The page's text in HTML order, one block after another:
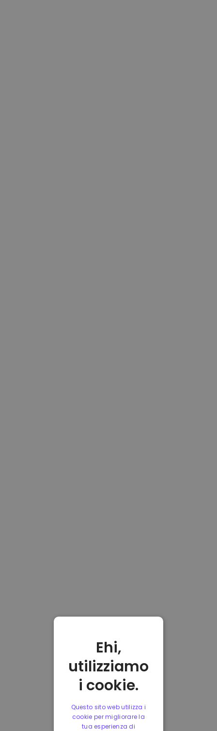
Ehi,
utilizziamo
i cookie.
Questo sito web utilizza i
cookie per migliorare la
tua esperienza di